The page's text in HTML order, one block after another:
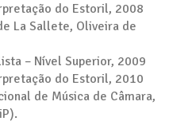
do Estoril, 2008
La Sallete, Oliveira de
– Nível Superior, 2009
do Estoril, 2010
de Música de Câmara,